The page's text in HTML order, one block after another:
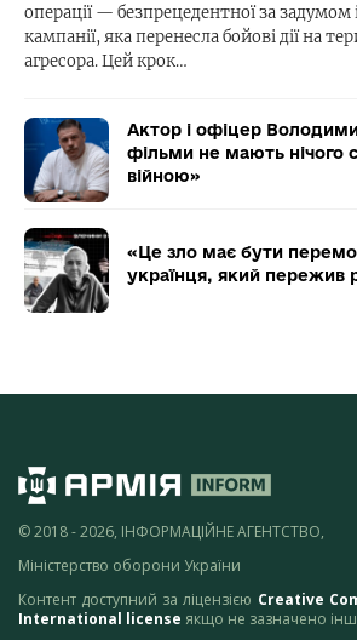
операції — безпрецедентної за
кампанії, яка перенесла бойові дії на
агресора. Цей крок…
Актор і офіцер
фільми не мають нічого
війною»
«Це зло має бути
українця, який пережив
© 2018 - 2026, ІНФОРМАЦІЙНЕ АГЕНТСТВО,
Міністерство оборони України
Контент доступний за ліцензією Creative
International license якщо не зазначено